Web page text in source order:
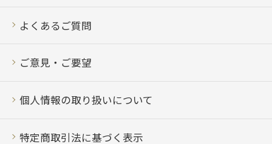
よくあるご質問
ご意見・ご要望
個人情報の取り扱いについて
特定商取引法に基づく表示